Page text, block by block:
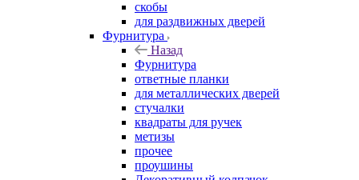
скобы
для раздвижных дверей
Фурнитура
Назад
Фурнитура
ответные планки
для металлических дверей
стучалки
квадраты для ручек
метизы
прочее
проушины